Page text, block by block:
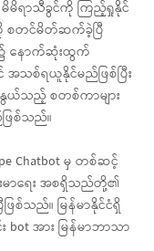
မိမိရာသီခွင်ကို ကြည့်ရှုနိုင်
ကို စတင်မိတ်ဆက်ခဲ့ပြီ
၌ နောက်ဆုံးထွက်
အသစ်ရယူနိုင်မည်ဖြစ်ပြီး
နွယ်သည့် စတစ်ကာများ
ြစ်သည်။
Chatbot မှ တစ်ဆင့်
န်းမာရေး အစရှိသည်တို့၏
စ်သည်။ မြန်မာနိုင်ငံရှိ
အား မြန်မာဘာသာ